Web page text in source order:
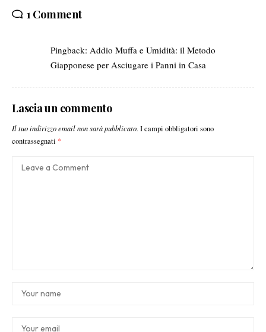
1 Comment
Pingback: Addio Muffa e Umidità: il Metodo
Giapponese per Asciugare i Panni in Casa
Lascia un commento
Il tuo indirizzo email non sarà pubblicato. I campi obbligatori sono
contrassegnati *